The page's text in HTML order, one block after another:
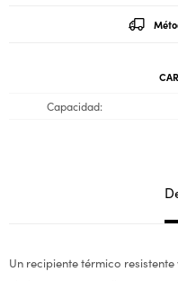
Capacidad
Un recipiente térmico